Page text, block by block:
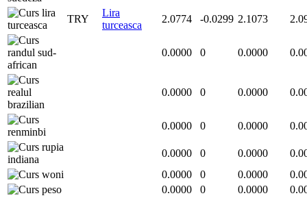
TRY
Lira
turceasca
2.0774 -0.0299 2.1073
0.0000 0 0.0000
0.0000 0 0.0000
0.0000 0 0.0000
0.0000 0 0.0000
0.0000
0 0.0000
0.0000
0 0.0000